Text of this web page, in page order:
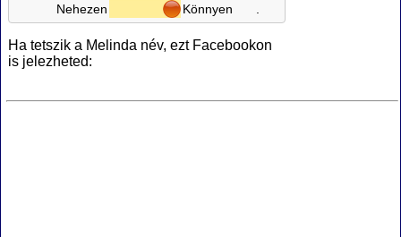
Nehezen
Könnyen
Ha tetszik a Melinda név, ezt Facebookon
is jelezheted: